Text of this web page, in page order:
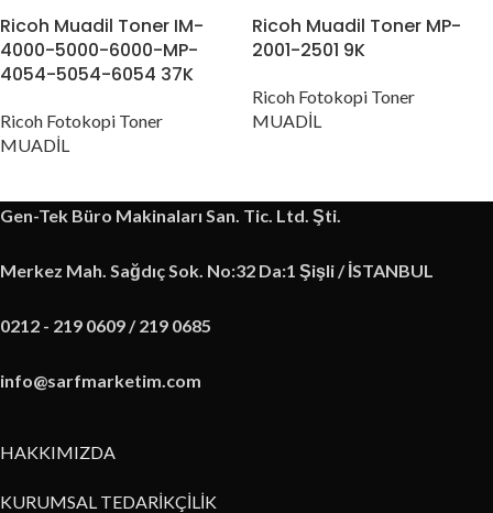
Ricoh Muadil Toner IM-
4000-5000-6000-MP-
4054-5054-6054 37K
Ricoh Fotokopi Toner
MUADİL
Ricoh Muadil Toner MP-
2001-2501 9K
Ricoh Fotokopi Toner
MUADİL
Gen-Tek Büro Makinaları San. Tic. Ltd. Şti.
Merkez Mah. Sağdıç Sok. No:32 Da:1 Şişli / İSTANBUL
0212 - 219 0609 / 219 0685
info@sarfmarketim.com
HAKKIMIZDA
KURUMSAL TEDARİKÇİLİK